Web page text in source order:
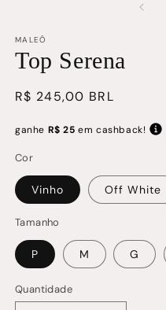
modal
MALEÔ
Top Serena
Preço
R$ 245,00 BRL
ganhe R$ 25 em cashback!
Cor
Vinho Off White
Tamanho
P M G
Quantidade
Quantidade